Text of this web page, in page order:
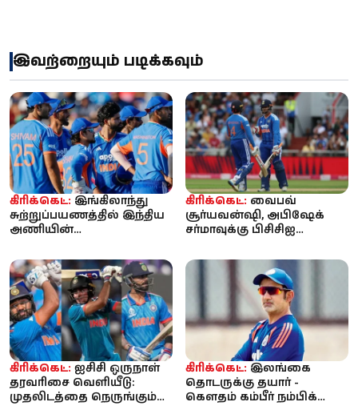
இவற்றையும் படிக்கவும்
கிரிக்கெட்: இங்கிலாந்து
சுற்றுப்பயணத்தில் இந்திய
அணியின்
ஆகஸ்டில் ஆய்வு செய்யும்
...
கிரிக்கெட்: வைபவ்
சூர்யவன்ஷி, அபிஷேக்
சர்மாவுக்கு பிசிசிஐ
பந்தையும் சிக்ஸ...
கிரிக்கெட்: ஐசிசி ஒருநாள்
தரவரிசை வெளியீடு:
முதலிடத்தை நெருங்கும்
கிரிக்கெட்: இலங்கை
தொடருக்கு தயார் -
கௌதம் கம்பீர் நம்பிக்கை;